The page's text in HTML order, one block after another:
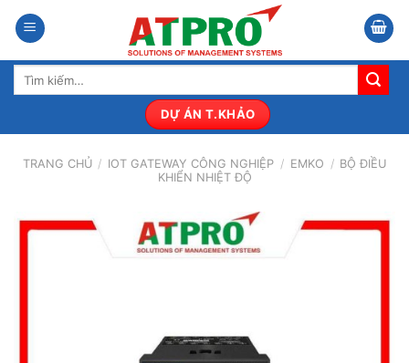
qua
nội
dung
Tìm
DỰ ÁN T.KHẢO
TRANG CHỦ / IOT GATEWAY CÔNG NGHIỆP / EMKO / BỘ ĐIỀU
KHIỂN NHIỆT ĐỘ